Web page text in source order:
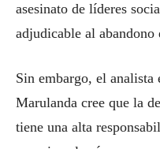
asesinato de líderes
adjudicable al abandono
Sin embargo, el analista
Marulanda cree que la
tiene una alta